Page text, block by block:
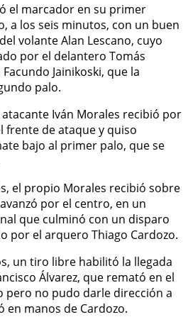
el marcador en su primer
a los seis minutos, con un buen
volante Alan Lescano, cuyo
por el delantero Tomás
Jainikoski, que la
palo.
Iván Morales recibió por
frente de ataque y quiso
bajo al primer palo, que se
el propio Morales recibió sobre
por el centro, en un
que culminó con un disparo
por el arquero Thiago Cardozo.
un tiro libre habilitó la llegada
Álvarez, que remató en el
pero no pudo darle dirección a
manos de Cardozo.